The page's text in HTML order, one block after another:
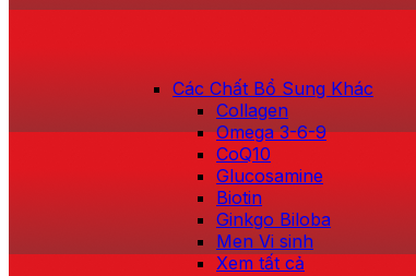
Các Chất Bổ Sung Khác
Collagen
Omega 3-6-9
CoQ10
Glucosamine
Biotin
Ginkgo Biloba
Men Vi sinh
Xem tất cả